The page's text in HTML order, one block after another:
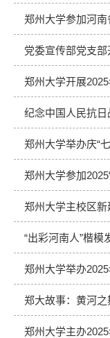
郑州大学参加河南
党委宣传部党支
郑州大学开展
纪念中国人民抗
郑州大学举办庆“
郑州大学参加
郑州大学主校区新
“出彩河南人”楷模
郑州大学举办
郑大故事：黄河
郑州大学主办